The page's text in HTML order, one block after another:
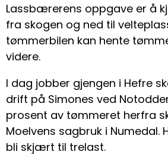
Lassbærerens oppgave er å
fra skogen og ned til
tømmerbilen kan hente
videre.
I dag jobber gjengen i Hefre
drift på Simones ved
prosent av tømmeret herfra
Moelvens sagbruk i Numedal.
bli skjært til trelast.